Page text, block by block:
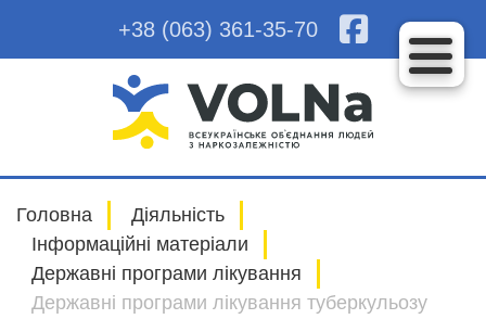
+38 (063) 361-35-70
Головна
Діяльність
Інформаційні матеріали
Державні програми лікування
Державні програми лікування туберкульозу